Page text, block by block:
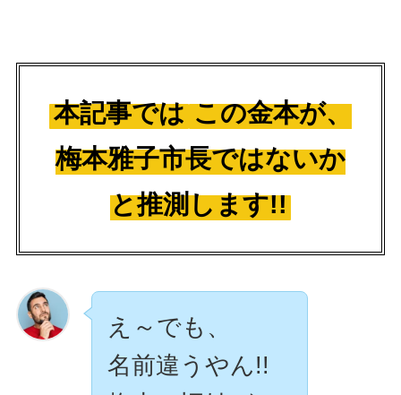
本記事では この金本が、
梅本雅子市長ではないか
と推測します!!
え～でも、
名前違うやん!!